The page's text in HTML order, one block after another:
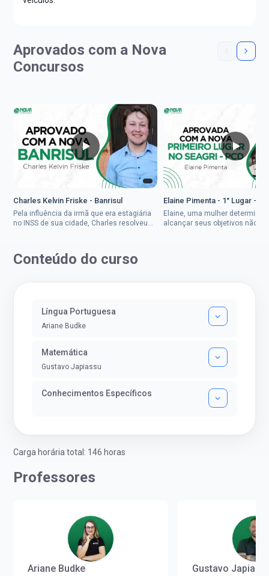
Aprovados com a Nova
Concursos
Charles Kelvin Friske - Banrisul
Pela influência da irmã que era estagiária
no INSS de sua cidade, Charles resolveu
Elaine Pimenta - 1° Lugar -
Elaine, uma mulher
alcançar seus objetivos não
Conteúdo do curso
Língua Portuguesa
Ariane Budke
Matemática
Gustavo Japiassu
Conhecimentos Específicos
Carga horária total: 146 horas
Professores
Ariane Budke
Gustavo